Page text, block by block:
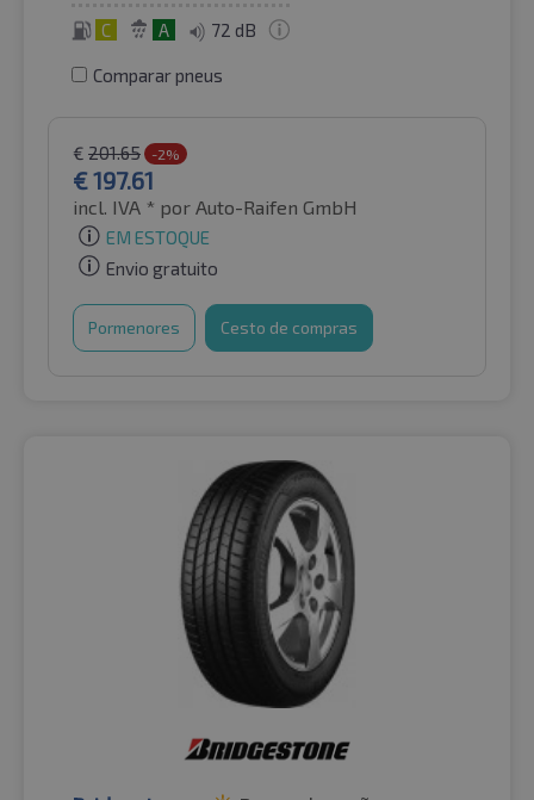
C A 72 dB
Comparar pneus
€ 201.65 -2%
€197.61
incl. IVA * por Auto-Raifen GmbH
EM ESTOQUE
Envio gratuito
Pormenores Cesto de compras